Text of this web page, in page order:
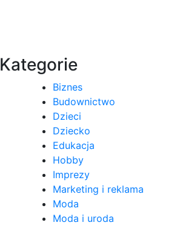
Kategorie
Biznes
Budownictwo
Dzieci
Dziecko
Edukacja
Hobby
Imprezy
Marketing i reklama
Moda
Moda i uroda